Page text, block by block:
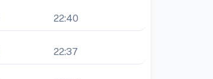
22:40
22:37